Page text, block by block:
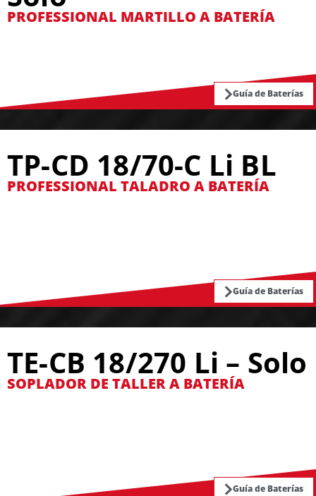
PROFESSIONAL MARTILLO A BATERÍA
Guía de Baterías
TP-CD 18/70-C Li BL
PROFESSIONAL TALADRO A BATERÍA
Guía de Baterías
TE-CB 18/270 Li – Solo
SOPLADOR DE TALLER A BATERÍA
Guía de Baterías